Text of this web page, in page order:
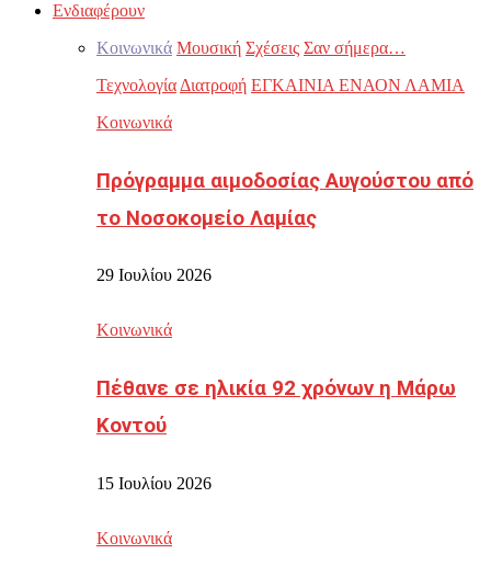
Ενδιαφέρουν
Κοινωνικά Μουσική Σχέσεις Σαν σήμερα…
Τεχνολογία Διατροφή ΕΓΚΑΙΝΙΑ ΕΝΑΟΝ ΛΑΜΙΑ
Κοινωνικά
Πρόγραμμα αιμοδοσίας Αυγούστου από
το Νοσοκομείο Λαμίας
29 Ιουλίου 2026
Κοινωνικά
Πέθανε σε ηλικία 92 χρόνων η Μάρω
Κοντού
15 Ιουλίου 2026
Κοινωνικά